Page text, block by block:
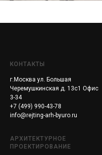
КОНТАКТЫ
г.Москва ул. Большая
Черемушкинская д. 13с1 Офис
3-34
+7 (499) 990-43-78
info@rejting-arh-byuro.ru
АРХИТЕКТУРНОЕ
ПРОЕКТИРОВАНИЕ